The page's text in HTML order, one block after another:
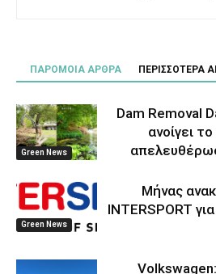
ΠΑΡΟΜΟΙΑ ΑΡΘΡΑ ΠΕΡΙΣΣΟΤΕΡΑ
Green News
Dam Removal
ανοίγει
Green News
Μήνας
INTERSPORT